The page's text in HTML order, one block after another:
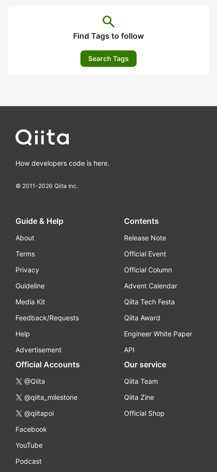
search
Find Tags to follow
Search Tags
How developers code is here.
© 2011-2026 Qiita Inc.
Guide & Help
About
Terms
Privacy
Guideline
Media Kit
Feedback/Requests
Help
Advertisement
Contents
Release Note
Official Event
Official Column
Advent Calendar
Qiita Tech Festa
Qiita Award
Engineer White Paper
API
Official Accounts
@Qiita
@qiita_milestone
@qiitapoi
Facebook
YouTube
Podcast
Our service
Qiita Team
Qiita Zine
Official Shop